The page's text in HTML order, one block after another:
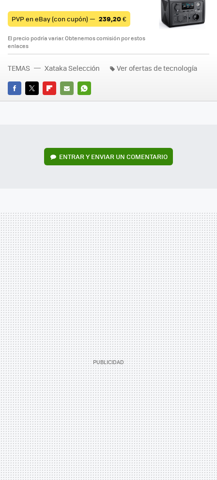
PVP en eBay (con cupón) — 239,20€
El precio podría variar. Obtenemos comisión por estos
enlaces
FACEBOOK
TWITTERFLIPBOARD
E-
WHATSAPP
TEMAS Xataka Selección Ver ofertas de tecnología
ENTRAR Y ENVIAR UN COMENTARIO